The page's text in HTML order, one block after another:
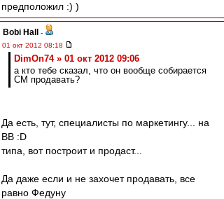
предположил :) )
Bobi Hall
-
01 окт 2012 08:18
DimOn74 » 01 окт 2012 09:06
а кто тебе сказал, что он вообще собирается
СМ продавать?
Да есть, тут, специалисты по маркетингу... на
ВВ :D
типа, вот построит и продаст...
Да даже если и не захочет продавать, все
равно Федуну